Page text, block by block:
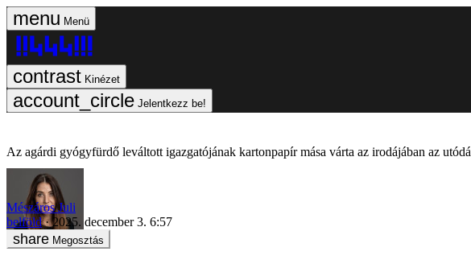
Menü
Kinézet
Jelentkezz be!
Az agárdi gyógyfürdő leváltott igazgatójának kartonpapír mása várta az irodájában az
Mészáros Juli
belföld
2025. december 3. 6:57
Megosztás